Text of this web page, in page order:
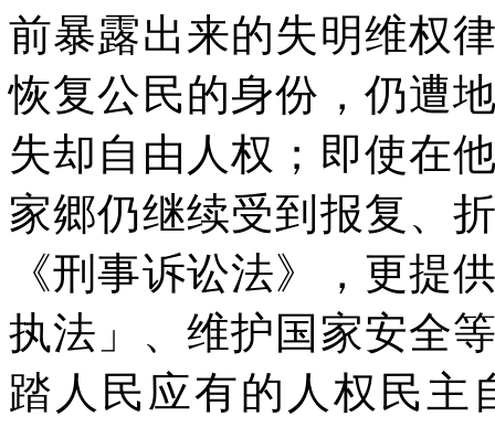
前暴露出来的失明维权
恢复公民的身份，仍遭
失却自由人权；即使在
家郷仍继续受到报复、
《刑事诉讼法》，更提
执法」、维护国家安全
踏人民应有的人权民主